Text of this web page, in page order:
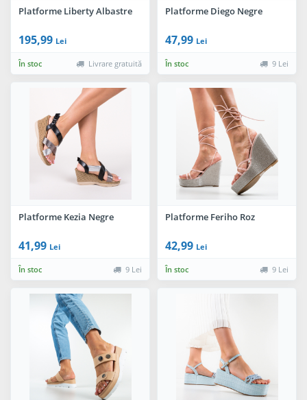
Platforme Liberty Albastre
195,99 Lei
În stoc Livrare gratuită
Platforme Diego Negre
47,99 Lei
În stoc 9 Lei
Platforme Kezia Negre
41,99 Lei
În stoc 9 Lei
Platforme Feriho Roz
42,99 Lei
În stoc 9 Lei